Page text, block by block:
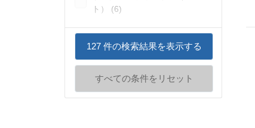
ト） (6)
127件の検索結果を表示する
すべての条件をリセット